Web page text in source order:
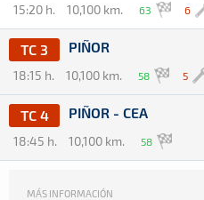
15:20 h. 10,100 km. 63 6
TC 3 PIÑOR
18:15 h. 10,100 km. 58 5
TC 4 PIÑOR - CEA
18:45 h. 10,100 km. 58
MÁS INFORMACIÓN